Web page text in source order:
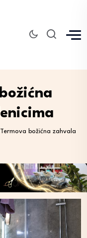
božićna zahvala